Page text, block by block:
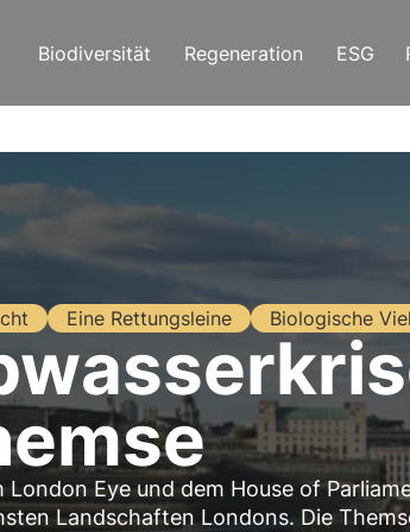
Biodiversität Regeneration ESG
Eine Rettungsleine Biologische
London Eye und dem House of
Landschaften Londons. Die